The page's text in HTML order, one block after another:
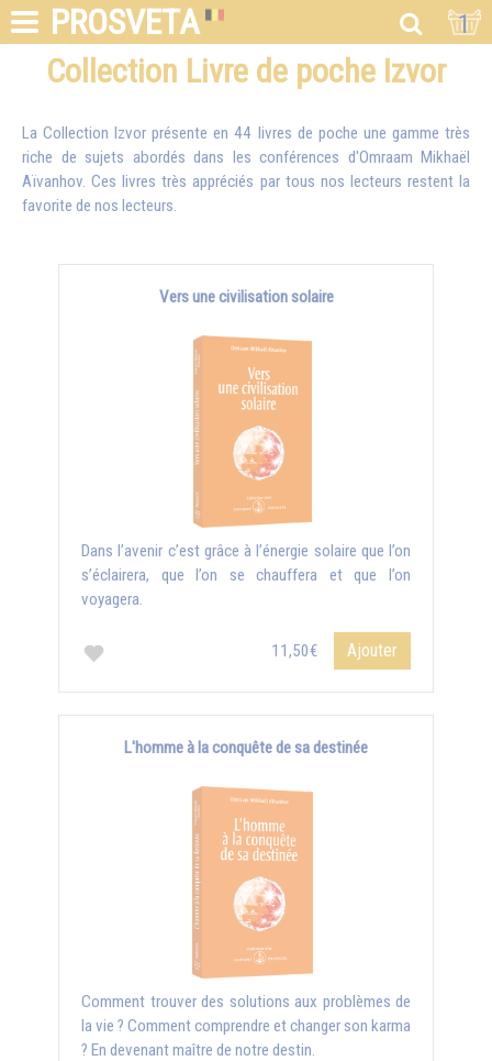
PROSVETA 1
Collection Livre de poche Izvor
La Collection Izvor présente en 44 livres de poche une gamme très
riche de sujets abordés dans les conférences d'Omraam Mikhaël
Aïvanhov. Ces livres très appréciés par tous nos lecteurs restent la
favorite de nos lecteurs.
Vers une civilisation solaire
Dans l’avenir c’est grâce à l’énergie solaire que l’on
s’éclairera, que l’on se chauffera et que l’on
voyagera.
11,50€ Ajouter
L'homme à la conquête de sa destinée
Comment trouver des solutions aux problèmes de
la vie ? Comment comprendre et changer son karma
? En devenant maître de notre destin.